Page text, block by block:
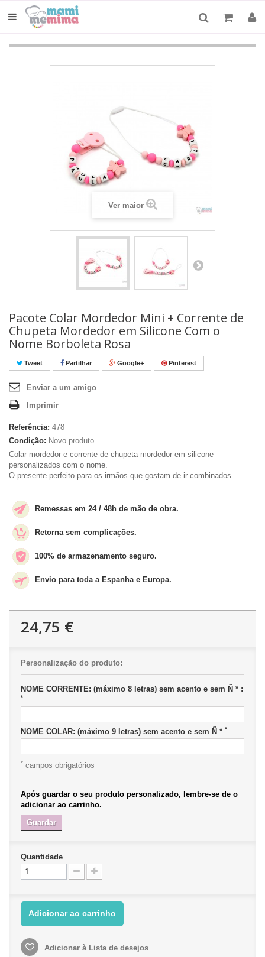
Ver maior
Pacote Colar Mordedor Mini + Corrente de
Chupeta Mordedor em Silicone Com o
Nome Borboleta Rosa
Tweet Partilhar Google+ Pinterest
Enviar a um amigo
Imprimir
Referência: 478
Condição: Novo produto
Colar mordedor e corrente de chupetamordedor em silicone
personalizados com o nome.
O presente perfeito para os irmãos que gostam de ir combinados
Remessas em 24 / 48h de mão de obra.
Retorna sem complicações.
100% de armazenamento seguro.
Envio para toda a Espanha e Europa.
24,75 €
Personalização do produto:
NOME CORRENTE: (máximo 8 letras) sem acento e sem Ñ * :
*
NOME COLAR: (máximo 9 letras) sem acento e sem Ñ * *
* campos obrigatórios
Após guardar o seu produto personalizado, lembre-se de o
adicionar ao carrinho.
Guardar
Quantidade
Adicionar ao carrinho
Adicionar à Lista de desejos